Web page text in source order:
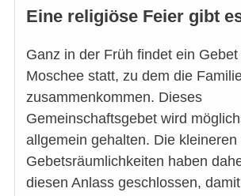
Eine religiöse Feier gibt
Ganz in der Früh findet ein
Moschee statt, zu dem die
zusammenkommen. Dieses
Gemeinschaftsgebet wird
allgemein gehalten. Die kleineren
Gebetsräumlichkeiten haben
diesen Anlass geschlossen,